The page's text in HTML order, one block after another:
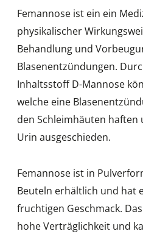
Femannose ist ein ein
physikalischer
Behandlung und
Blasenentzündungen.
Inhaltsstoff D-Mannose
welche eine
den Schleimhäuten
Urin ausgeschieden.
Femannose ist in
Beuteln erhältlich und hat
fruchtigen Geschmack.
hohe Verträglichkeit und